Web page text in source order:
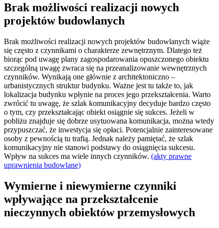
Brak możliwości realizacji nowych
projektów budowlanych
Brak możliwości realizacji nowych projektów budowlanych wiąże
się często z czynnikami o charakterze zewnętrznym. Dlatego też
biorąc pod uwagę plany zagospodarowania opuszczonego obiektu
szczególną uwagę zwraca się na przeanalizowanie wewnętrznych
czynników. Wynikają one głównie z architektoniczno –
urbanistycznych struktur budynku. Ważne jest tu także to, jak
lokalizacja budynku wpłynie na proces jego przekształcenia. Warto
zwrócić tu uwagę, że szlak komunikacyjny decyduje bardzo często
o tym, czy przekształcając obiekt osiągnie się sukces. Jeżeli w
pobliżu znajduje się dobrze usytuowana komunikacja, można wtedy
przypuszczać, że inwestycja się opłaci. Potencjalnie zainteresowane
osoby z pewnością tu trafią. Jednak należy pamiętać, że szlak
komunikacyjny nie stanowi podstawy do osiągnięcia sukcesu.
Wpływ na sukces ma wiele innych czynników. (akty prawne
uprawnienia budowlane)
Wymierne i niewymierne czynniki
wpływające na przekształcenie
nieczynnych obiektów przemysłowych